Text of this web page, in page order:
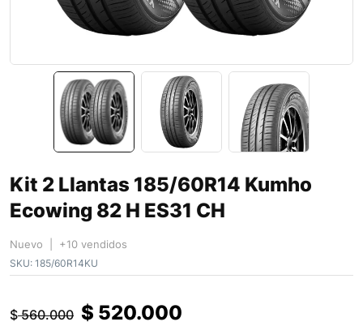
Kit 2 Llantas 185/60R14 Kumho
Ecowing 82 H ES31 CH
Nuevo | +10 vendidos
SKU: 185/60R14KU
$560.000 $ 520.000